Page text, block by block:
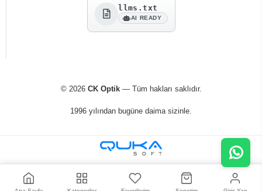
llms.txt
AI READY
© 2026 CK Optik— Tüm hakları saklıdır.
1996 yılından bugüne daima sizinle.